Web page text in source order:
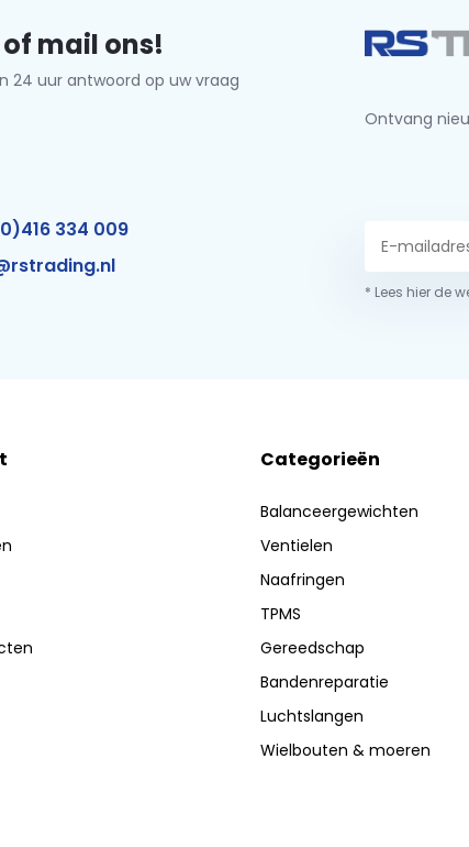
of mail ons!
24 uur antwoord op uw vraag
334 009
Ontvang
* Lees hier de
Categorieën
Balanceergewichten
Ventielen
Naafringen
TPMS
Gereedschap
Bandenreparatie
Luchtslangen
Wielbouten & moeren